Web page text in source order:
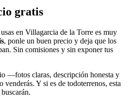
gratis
en Villagarcia de la Torre es muy
, ponle un buen precio y deja que los
Sin comisiones y sin exponer tus
—fotos claras, descripción honesta y
Y si es de todoterrenos, esta